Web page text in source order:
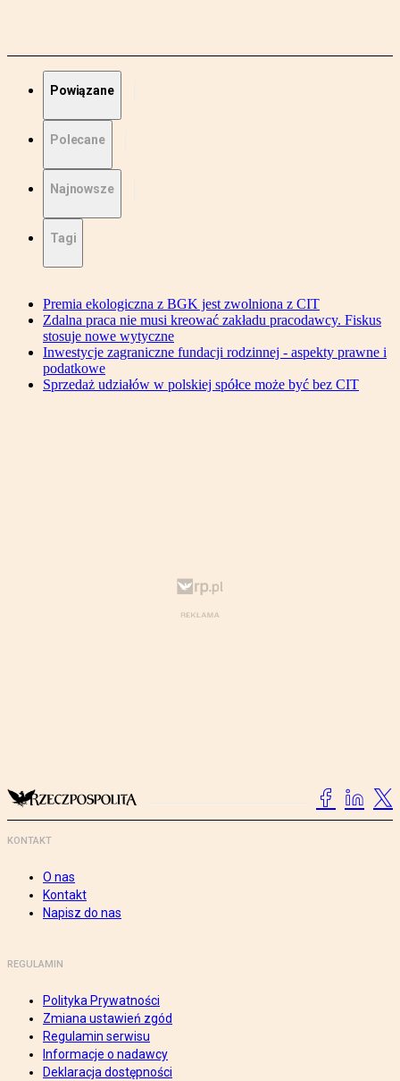
Powiązane
Polecane
Najnowsze
Tagi
Premia ekologiczna z BGK jest zwolniona z CIT
Zdalna praca nie musi kreować zakładu pracodawcy. Fiskus
stosuje nowe wytyczne
Inwestycje zagraniczne fundacji rodzinnej - aspekty prawne i
podatkowe
Sprzedaż udziałów w polskiej spółce może być bez CIT
KONTAKT
O nas
Kontakt
Napisz do nas
REGULAMIN
Polityka Prywatności
Zmiana ustawień zgód
Regulamin serwisu
Informacje o nadawcy
Deklaracja dostępności